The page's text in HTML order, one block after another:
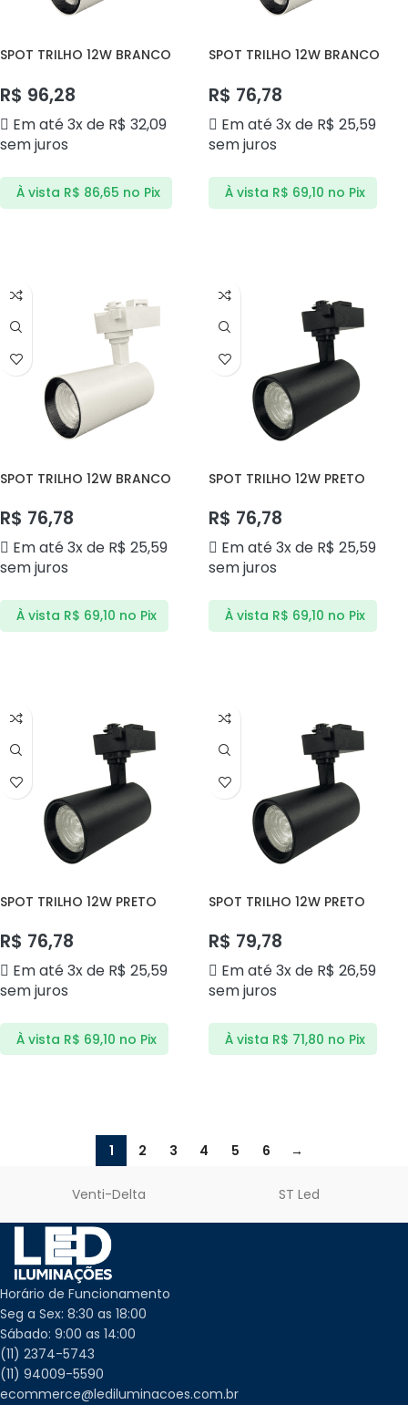
SPOT TRILHO 12W BRANCO
R$ 96,28
Em até 3x de R$ 32,09
sem juros
À vista R$ 86,65 no Pix
SPOT TRILHO 12W BRANCO
R$ 76,78
Em até 3x de R$ 25,59
sem juros
À vista R$ 69,10 no Pix
SPOT TRILHO 12W BRANCO
R$ 76,78
Em até 3x de R$ 25,59
sem juros
À vista R$ 69,10 no Pix
SPOT TRILHO 12W PRETO
R$ 76,78
Em até 3x de R$ 25,59
sem juros
À vista R$ 69,10 no Pix
SPOT TRILHO 12W PRETO
R$ 76,78
Em até 3x de R$ 25,59
sem juros
À vista R$ 69,10 no Pix
SPOT TRILHO 12W PRETO
R$ 79,78
Em até 3x de R$ 26,59
sem juros
À vista R$ 71,80 no Pix
1 2 3 4 5 6 →
Venti-Delta ST Led
Horário de Funcionamento
Seg a Sex: 8:30 as 18:00
Sábado: 9:00 as 14:00
(11) 2374-5743
(11) 94009-5590
ecommerce@lediluminacoes.com.br